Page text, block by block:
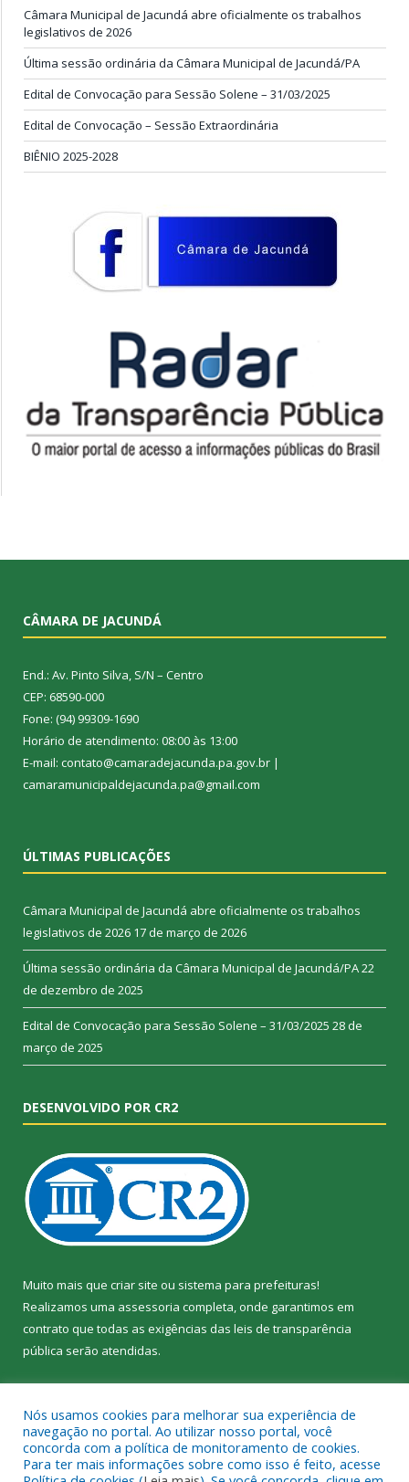
Câmara Municipal de Jacundá abre oficialmente os trabalhos
legislativos de 2026
Última sessão ordinária da Câmara Municipal de Jacundá/PA
Edital de Convocação para Sessão Solene – 31/03/2025
Edital de Convocação – Sessão Extraordinária
BIÊNIO 2025-2028
CÂMARA DE JACUNDÁ
End.: Av. Pinto Silva, S/N – Centro
CEP: 68590-000
Fone: (94) 99309-1690
Horário de atendimento: 08:00 às 13:00
E-mail: contato@camaradejacunda.pa.gov.br |
camaramunicipaldejacunda.pa@gmail.com
ÚLTIMAS PUBLICAÇÕES
Câmara Municipal de Jacundá abre oficialmente os trabalhos
legislativos de 2026 17 de março de 2026
Última sessão ordinária da Câmara Municipal de Jacundá/PA22
de dezembro de 2025
Edital de Convocação para Sessão Solene – 31/03/2025 28 de
março de 2025
DESENVOLVIDO POR CR2
Muito mais que criar site ou sistema para prefeituras!
Realizamos uma assessoria completa, onde garantimos em
contrato que todas as exigências das leis de transparência
pública serão atendidas.
Nós usamos cookies para melhorar sua experiência de
navegação no portal. Ao utilizar nosso portal, você
concorda com a política de monitoramento de cookies.
Para ter mais informações sobre como isso é feito, acesse